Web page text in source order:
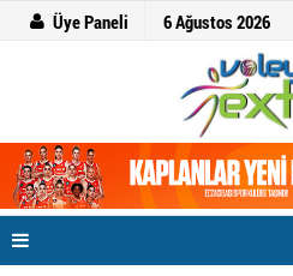
Üye Paneli 6 Ağustos 2026